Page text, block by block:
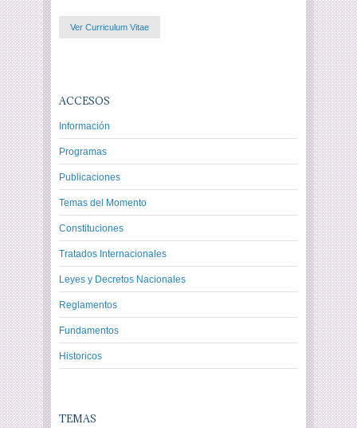
Ver Curriculum Vitae
ACCESOS
Información
Programas
Publicaciones
Temas del Momento
Constituciones
Tratados Internacionales
Leyes y Decretos Nacionales
Reglamentos
Fundamentos
Historicos
TEMAS